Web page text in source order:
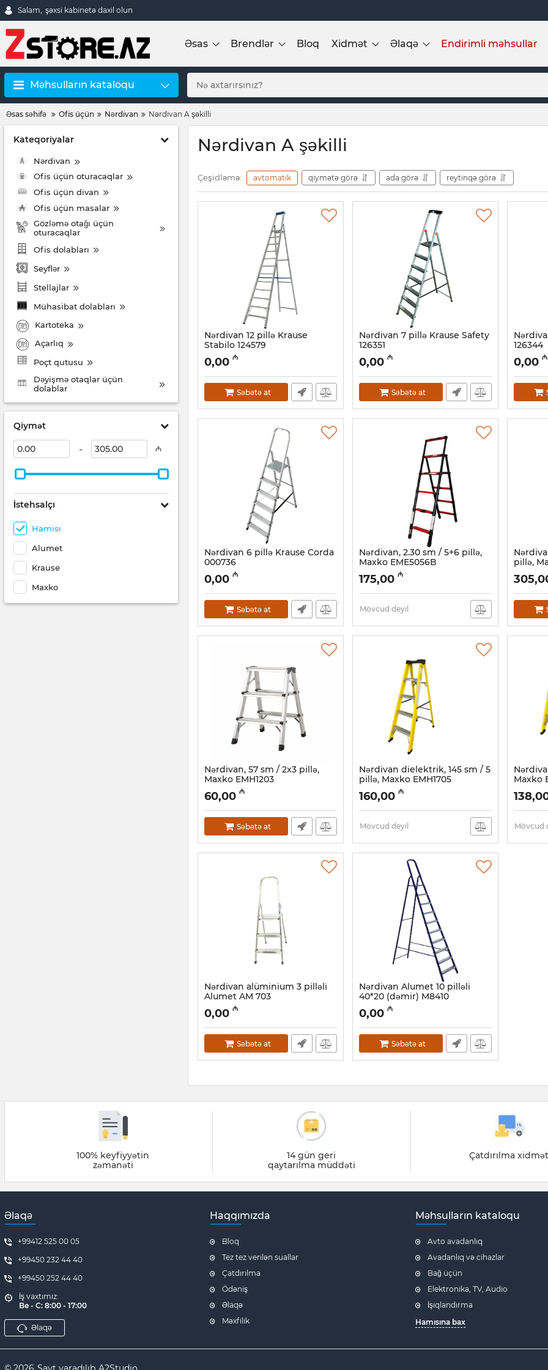
Salam, şəxsi kabinetə daxil olun
Əsas Brendlər Bloq Xidmət Əlaqə Endirimli məhsullar
Məhsulların kataloqu
Əsas səhifə Ofis üçün Nərdivan Nərdivan A şəkilli
Kateqoriyalar
Nərdivan
Ofis üçün oturacaqlar
Ofis üçün divan
Ofis üçün masalar
Gözləmə otağı üçün
oturacaqlar
Ofis dolabları
Seyflər
Stellajlar
Mühasibat dolabları
Kartoteka
Açarlıq
Poçt qutusu
Dəyişmə otaqlar üçün
dolablar
Qiymət
- ₼
İstehsalçı
Hamısı
Alumet
Krause
Maxko
Nərdivan A şəkilli
Çeşidləmə: avtomatik qiymətə görə ada görə reytinqə görə
Nərdivan 12 pillə Krause
Stabilo 124579
Artikul: 010001163
0,00 ₼
Səbətə at
Nərdivan 7 pillə Krause Safety
126351
Artikul: 010001162
0,00 ₼
Səbətə at
126344
Artikul:
0,00 ₼
Nərdivan 6 pillə Krause Corda
000736
Artikul: 010001113
0,00 ₼
Səbətə at
Nərdivan, 2.30 sm / 5+6 pillə,
Maxko EME5056B
Artikul: 010001152
175,00 ₼
Mövcud deyil
pillə,
Artikul:
Nərdivan, 57 sm / 2x3 pillə,
Maxko EMH1203
Artikul: 010001101
60,00 ₼
Səbətə at
Nərdivan dielektrik, 145 sm / 5
pillə, Maxko EMH1705
Artikul: 010001090
160,00 ₼
Mövcud deyil
Maxko
Artikul:
Mövcud
Nərdivan alüminium 3 pilləli
Alumet AM 703
Artikul: 010001016
0,00 ₼
Səbətə at
Nərdivan Alumet 10 pilləli
40*20 (dəmir) M8410
Artikul: 010001015
0,00 ₼
Səbətə at
100% keyfiyyətin
zəmanəti
14 gün geri
qaytarılma müddəti
Çatdırılma
Əlaqə
+99412 525 00 05
+99450 232 44 40
+99450 252 44 40
İş vaxtımız:
Be - C: 8:00 - 17:00
Əlaqə
Haqqımızda
Bloq
Tez tez verilən suallar
Çatdırılma
Ödəniş
Əlaqə
Məxfilik
Məhsulların kataloqu
Avto avadanlıq
Avadanlıq və cihazlar
Bağ üçün
Elektronika, TV, Audio
İşıqlandırma
Hamısına bax